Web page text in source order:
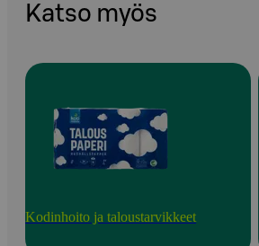
Katso myös
Kodinhoito ja taloustarvikkeet